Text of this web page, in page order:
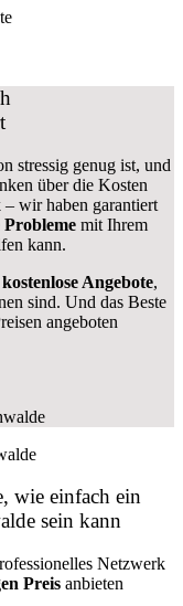
stressig genug ist, und
über die Kosten
– wir haben garantiert
Probleme mit Ihrem
kann.
Angebote,
sind. Und das Beste
angeboten
wie einfach ein
sein kann
Netzwerk
Preis anbieten